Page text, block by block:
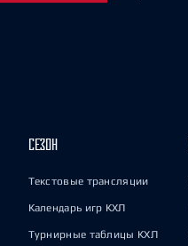
СЕЗОН
Текстовые трансляции
Календарь игр КХЛ
Турнирные таблицы КХЛ